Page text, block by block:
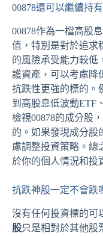
00878還可以繼續持
00878作為一檔高股
值，特別是對於追求
的風險承受能力較低
護資產，可以考慮降
抗跌性更強的標的。
到高股息低波動ETF
檢視00878的成分股
的。如果發現成分股
慮調整投資策略。總
於你的個人情況和投
抗跌神股一定不會跌
沒有任何投資標的可
股只是相對於其他股